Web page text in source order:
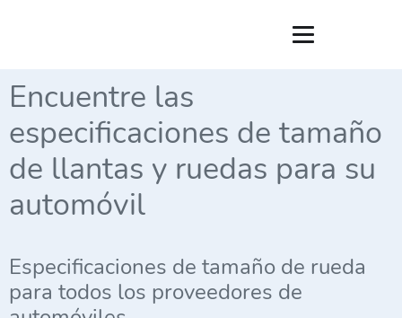
Encuentre las
especificaciones de tamaño
de llantas y ruedas para su
automóvil
Especificaciones de tamaño de rueda
para todos los proveedores de